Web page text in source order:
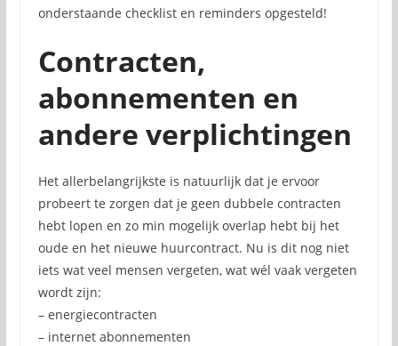
onderstaande checklist en reminders opgesteld!
Contracten,
abonnementen en
andere verplichtingen
Het allerbelangrijkste is natuurlijk dat je ervoor
probeert te zorgen dat je geen dubbele contracten
hebt lopen en zo min mogelijk overlap hebt bij het
oude en het nieuwe huurcontract. Nu is dit nog niet
iets wat veel mensen vergeten, wat wél vaak vergeten
wordt zijn:
– energiecontracten
– internet abonnementen